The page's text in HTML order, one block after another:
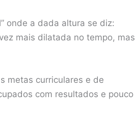
onde a dada altura se diz:
mais dilatada no tempo, mas
metas curriculares e de
com resultados e pouco